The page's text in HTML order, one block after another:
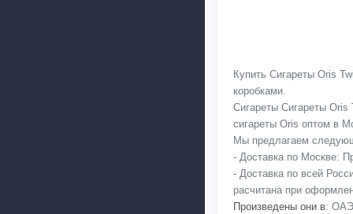
Купить Сигареты Oris
коробками.
Сигареты Сигареты
сигареты Oris оптом в
Мы предлагаем
- Доставка по Москве:
- Доставка по всей
расчитана при
Произведены они в: